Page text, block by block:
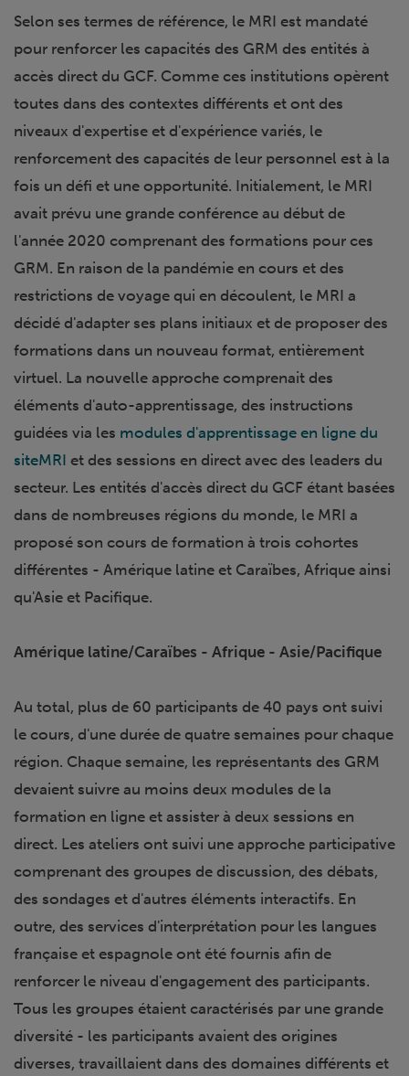
Selon ses termes de référence, le MRI est mandaté
pour renforcer les capacités des GRM des entités à
accès direct du GCF. Comme ces institutions opèrent
toutes dans des contextes différents et ont des
niveaux d'expertise et d'expérience variés, le
renforcement des capacités de leur personnel est à la
fois un défi et une opportunité. Initialement, le MRI
avait prévu une grande conférence au début de
l'année 2020 comprenant des formations pour ces
GRM. En raison de la pandémie en cours et des
restrictions de voyage qui en découlent, le MRI a
décidé d'adapter ses plans initiaux et de proposer des
formations dans un nouveau format, entièrement
virtuel. La nouvelle approche comprenait des
éléments d'auto-apprentissage, des instructions
guidées via les modules d'apprentissage en ligne du
siteMRI et des sessions en direct avec des leaders du
secteur. Les entités d'accès direct du GCF étant basées
dans de nombreuses régions du monde, le MRI a
proposé son cours de formation à trois cohortes
différentes - Amérique latine et Caraïbes, Afrique ainsi
qu'Asie et Pacifique.
Amérique latine/Caraïbes - Afrique - Asie/Pacifique
Au total, plus de 60 participants de 40 pays ont suivi
le cours, d'une durée de quatre semaines pour chaque
région. Chaque semaine, les représentants des GRM
devaient suivre au moins deux modules de la
formation en ligne et assister à deux sessions en
direct. Les ateliers ont suivi une approche participative
comprenant des groupes de discussion, des débats,
des sondages et d'autres éléments interactifs. En
outre, des services d'interprétation pour les langues
française et espagnole ont été fournis afin de
renforcer le niveau d'engagement des participants.
Tous les groupes étaient caractérisés par une grande
diversité - les participants avaient des origines
diverses, travaillaient dans des domaines différents et